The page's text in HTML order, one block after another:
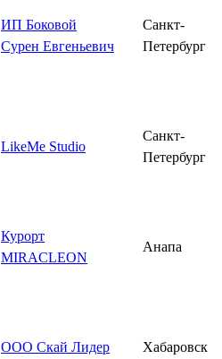
ИП Боковой
Сурен Евгеньевич
Санкт-
Петербург
LikeMe Studio
Санкт-
Петербург
Курорт
MIRACLEON
Анапа
ООО Скай Лидер Хабаровск